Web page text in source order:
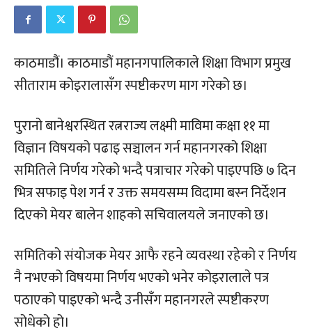
काठमाडौं। काठमाडौं महानगपालिकाले शिक्षा विभाग प्रमुख
सीताराम कोइरालासँग स्पष्टीकरण माग गरेको छ।
पुरानो बानेश्वरस्थित रत्नराज्य लक्ष्मी माविमा कक्षा ११ मा
विज्ञान विषयको पढाइ सञ्चालन गर्न महानगरको शिक्षा
समितिले निर्णय गरेको भन्दै पत्राचार गरेको पाइएपछि ७ दिन
भित्र सफाइ पेश गर्न र उक्त समयसम्म विदामा बस्न निर्देशन
दिएको मेयर बालेन शाहको सचिवालयले जनाएको छ।
समितिको संयोजक मेयर आफै रहने व्यवस्था रहेको र निर्णय
नै नभएको विषयमा निर्णय भएको भनेर कोइरालाले पत्र
पठाएको पाइएको भन्दै उनीसँग महानगरले स्पष्टीकरण
सोधेको हो।